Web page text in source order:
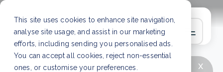
This site uses cookies to enhance site navigation,
analyse site usage, and assist in our marketing
efforts, including sending you personalised ads.
You can accept all cookies, reject non-essential
ones, or customise your preferences.
x
LAATSTE ARTIKEL
CSRD en uw positie als